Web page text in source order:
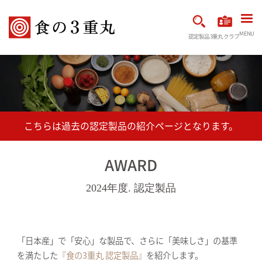
認定製品3重丸クラブMENU
AWARD
2024年度. 認定製品
「日本産」で「安心」な製品で、さらに「美味しさ」の基準
を満たした 『食の3重丸 認定製品』 を紹介します。